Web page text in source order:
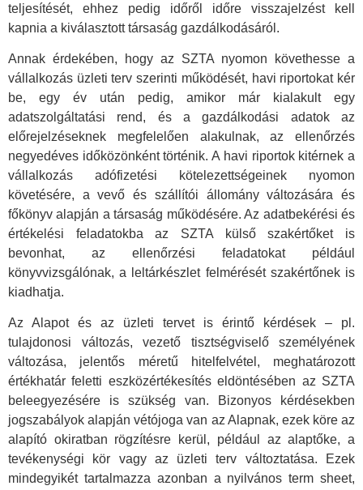
teljesítését, ehhez pedig időről időre visszajelzést kell
kapnia a kiválasztott társaság gazdálkodásáról.
Annak érdekében, hogy az SZTA nyomon követhesse a
vállalkozás üzleti terv szerinti működését, havi riportokat kér
be, egy év után pedig, amikor már kialakult egy
adatszolgáltatási rend, és a gazdálkodási adatok az
előrejelzéseknek megfelelően alakulnak, az ellenőrzés
negyedéves időközönként történik. A havi riportok kitérnek a
vállalkozás adófizetési kötelezettségeinek nyomon
követésére, a vevő és szállítói állomány változására és
főkönyv alapján a társaság működésére. Az adatbekérési és
értékelési feladatokba az SZTA külső szakértőket is
bevonhat, az ellenőrzési feladatokat például
könyvvizsgálónak, a leltárkészlet felmérését szakértőnek is
kiadhatja.
Az Alapot és az üzleti tervet is érintő kérdések – pl.
tulajdonosi változás, vezető tisztségviselő személyének
változása, jelentős méretű hitelfelvétel, meghatározott
értékhatár feletti eszközértékesítés eldöntésében az SZTA
beleegyezésére is szükség van. Bizonyos kérdésekben
jogszabályok alapján vétójoga van az Alapnak, ezek köre az
alapító okiratban rögzítésre kerül, például az alaptőke, a
tevékenységi kör vagy az üzleti terv változtatása. Ezek
mindegyikét tartalmazza azonban a nyilvános term sheet,